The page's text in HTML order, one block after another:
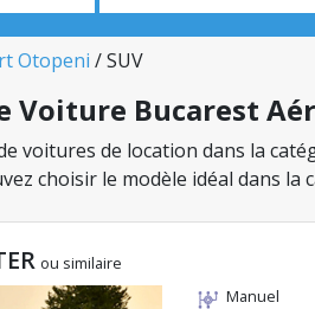
Otopeni / SUV
Voiture Bucarest
voitures de location dans la
choisir le modèle idéal dans
ou similaire
Manuel